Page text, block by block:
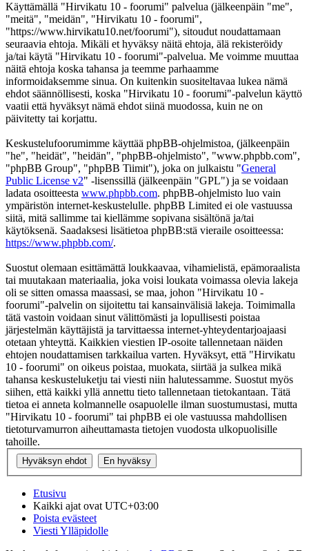
Käyttämällä "Hirvikatu 10 - foorumi" palvelua (jälkeenpäin "me",
"meitä", "meidän", "Hirvikatu 10 - foorumi",
"https://www.hirvikatu10.net/foorumi"), sitoudut noudattamaan
seuraavia ehtoja. Mikäli et hyväksy näitä ehtoja, älä rekisteröidy
ja/tai käytä "Hirvikatu 10 - foorumi"-palvelua. Me voimme muuttaa
näitä ehtoja koska tahansa ja teemme parhaamme
informoidaksemme sinua. On kuitenkin suositeltavaa lukea nämä
ehdot säännöllisesti, koska "Hirvikatu 10 - foorumi"-palvelun käyttö
vaatii että hyväksyt nämä ehdot siinä muodossa, kuin ne on
päivitetty tai korjattu.
Keskustelufoorumimme käyttää phpBB-ohjelmistoa, (jälkeenpäin
"he", "heidät", "heidän", "phpBB-ohjelmisto", "www.phpbb.com",
"phpBB Group", "phpBB Tiimit"), joka on julkaistu "General
Public License v2" -lisenssillä (jälkeenpäin "GPL") ja se voidaan
ladata osoitteesta www.phpbb.com. phpBB-ohjelmisto luo vain
ympäristön internet-keskustelulle. phpBB Limited ei ole vastuussa
siitä, mitä sallimme tai kiellämme sopivana sisältönä ja/tai
käytöksenä. Saadaksesi lisätietoa phpBB:stä vieraile osoitteessa:
https://www.phpbb.com/.
Suostut olemaan esittämättä loukkaavaa, vihamielistä, epämoraalista
tai muutakaan materiaalia, joka voisi loukata voimassa olevia lakeja
oli se sitten omassa maassasi, se maa, johon "Hirvikatu 10 -
foorumi"-palvelin on sijoitettu tai kansainvälisiä lakeja. Toimimalla
tätä vastoin voidaan sinut välittömästi ja lopullisesti poistaa
järjestelmän käyttäjistä ja tarvittaessa internet-yhteydentarjoajaasi
otetaan yhteyttä. Kaikkien viestien IP-osoite tallennetaan näiden
ehtojen noudattamisen tarkkailua varten. Hyväksyt, että "Hirvikatu
10 - foorumi" on oikeus poistaa, muokata, siirtää ja sulkea mikä
tahansa keskusteluketju tai viesti niin halutessamme. Suostut myös
siihen, että kaikki yllä annettu tieto tallennetaan tietokantaan. Tätä
tietoa ei anneta kolmannelle osapuolelle ilman suostumustasi, mutta
"Hirvikatu 10 - foorumi" tai phpBB ei ole vastuussa mahdollisen
tietoturvamurron aiheuttamasta tietojen vuodosta ulkopuolisille
tahoille.
Etusivu
Kaikki ajat ovat UTC+03:00
Poista evästeet
Viesti Ylläpidolle